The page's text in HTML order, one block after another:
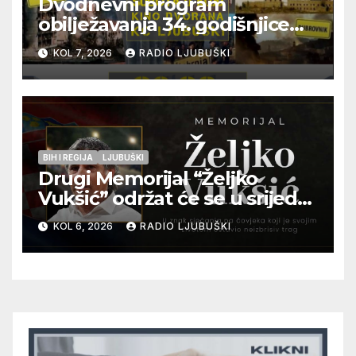
Dvodnevni program
obilježavanja 34. godišnjice
pogibije generala Blaža
Kraljevića i osmorice
pripadnika HOS-a
KOL 7, 2026 RADIO LJUBUŠKI
BIH I REGIJA LJUBUŠKI
Drugi Memorijal “Željko
Vukšić” održat će se u srijedu
12. kolovoza u Otoku
KOL 6, 2026 RADIO LJUBUŠKI